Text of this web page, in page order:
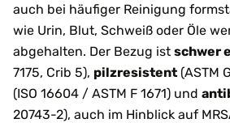
auch bei häufiger Reinigung
wie Urin, Blut, Schweiß oder Öle
abgehalten. Der Bezug ist schwer
7175, Crib 5), pilzresistent (ASTM
(ISO 16604 / ASTM F 1671) und
20743-2), auch im Hinblick auf